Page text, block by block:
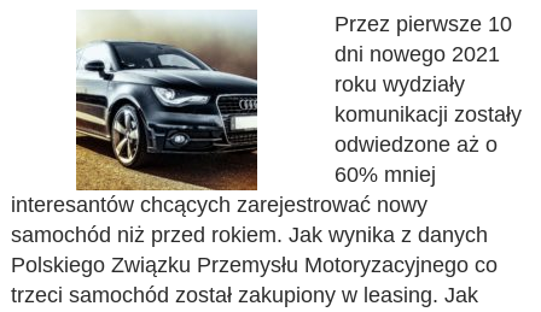
Przez pierwsze 10
dni nowego 2021
roku wydziały
komunikacji zostały
odwiedzone aż o
60% mniej
interesantów chcących zarejestrować nowy
samochód niż przed rokiem. Jak wynika z danych
Polskiego Związku Przemysłu Motoryzacyjnego co
trzeci samochód został zakupiony w leasing. Jak